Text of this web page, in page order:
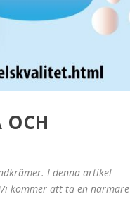
OCH
I denna artikel
kommer att ta en närmare